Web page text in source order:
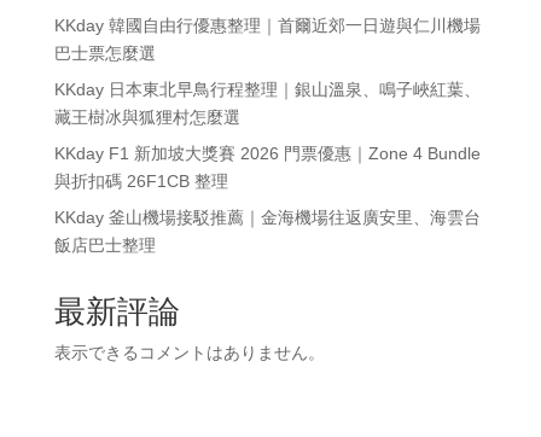
KKday 韓國自由行優惠整理｜首爾近郊一日遊與仁川機場
巴士票怎麼選
KKday 日本東北早鳥行程整理｜銀山溫泉、鳴子峽紅葉、
藏王樹冰與狐狸村怎麼選
KKday F1 新加坡大獎賽 2026 門票優惠｜Zone 4 Bundle
與折扣碼 26F1CB 整理
KKday 釜山機場接駁推薦｜金海機場往返廣安里、海雲台
飯店巴士整理
最新評論
表示できるコメントはありません。